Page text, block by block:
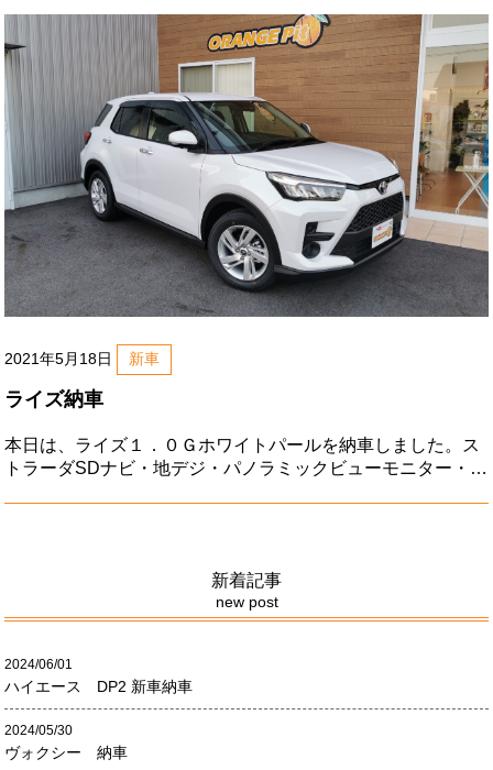
ね。名古屋市のＭ様、ご注文ありがとうございました。
2021年5月18日 新車
ライズ納車
本日は、ライズ１．０Ｇホワイトパールを納車しました。ス
トラーダSDナビ・地デジ・パノラミックビューモニター・Ｅ
新着記事
new post
2024/06/01
ハイエース DP2 新車納車
2024/05/30
ヴォクシー 納車